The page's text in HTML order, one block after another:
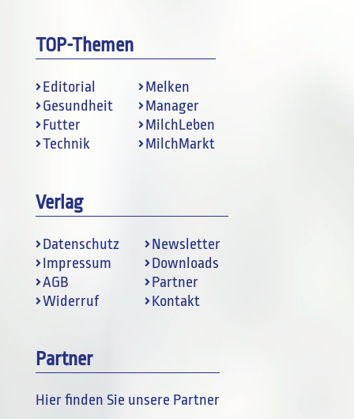
TOP-Themen
Editorial
Gesundheit
Futter
Technik
Melken
Manager
MilchLeben
MilchMarkt
Verlag
Datenschutz
Impressum
AGB
Widerruf
Newsletter
Downloads
Partner
Kontakt
Partner
Hier finden Sie unsere Partner